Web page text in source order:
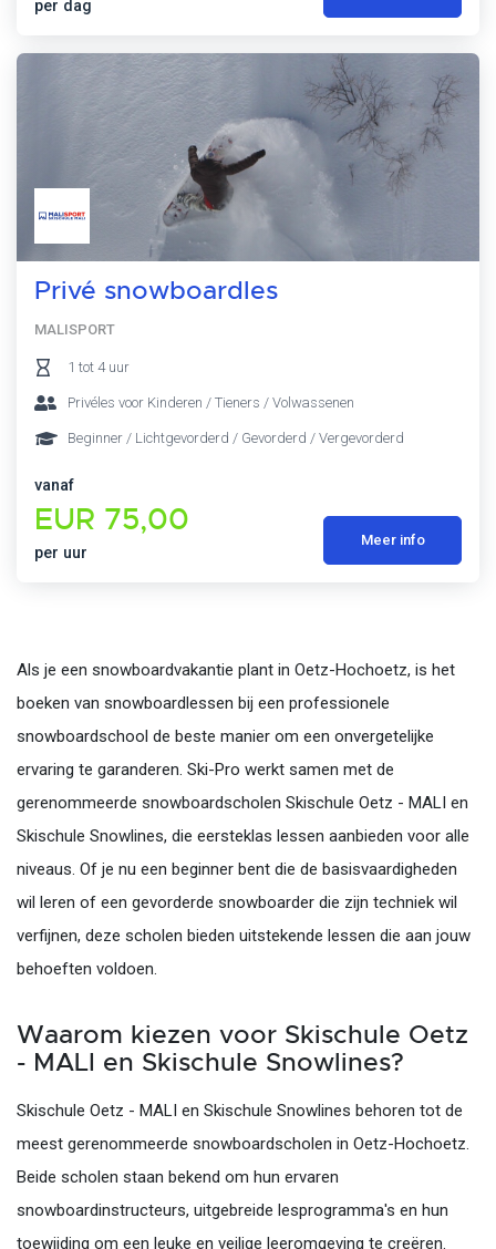
per dag
Privé snowboardles
MALISPORT
1 tot 4 uur
Privéles voor Kinderen / Tieners / Volwassenen
Beginner / Lichtgevorderd / Gevorderd / Vergevorderd
vanaf
EUR 75,00
per uur
Meer info
Als je een snowboardvakantie plant in Oetz-Hochoetz, is het
boeken van snowboardlessen bij een professionele
snowboardschool de beste manier om een onvergetelijke
ervaring te garanderen. Ski-Pro werkt samen met de
gerenommeerde snowboardscholen Skischule Oetz - MALI en
Skischule Snowlines, die eersteklas lessen aanbieden voor alle
niveaus. Of je nu een beginner bent die de basisvaardigheden
wil leren of een gevorderde snowboarder die zijn techniek wil
verfijnen, deze scholen bieden uitstekende lessen die aan jouw
behoeften voldoen.
Waarom kiezen voor Skischule Oetz
- MALI en Skischule Snowlines?
Skischule Oetz - MALI en Skischule Snowlines behoren tot de
meest gerenommeerde snowboardscholen in Oetz-Hochoetz.
Beide scholen staan bekend om hun ervaren
snowboardinstructeurs, uitgebreide lesprogramma's en hun
toewijding om een leuke en veilige leeromgeving te creëren.